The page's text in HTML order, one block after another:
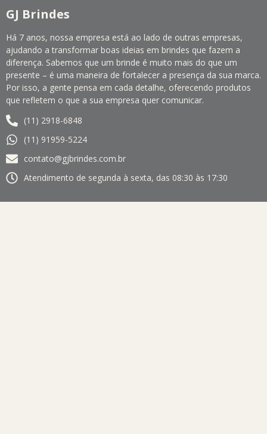
GJ Brindes
Há 7 anos, nossa empresa está ao lado de outras empresas,
ajudando a transformar boas ideias em brindes que fazem a
diferença. Sabemos que um brinde é muito mais do que um
presente – é uma maneira de fortalecer a presença da sua marca.
Por isso, a gente pensa em cada detalhe, oferecendo produtos
que refletem o que a sua empresa quer comunicar.
(11) 2918-6848
(11) 91959-5224
contato@gjbrindes.com.br
Atendimento de segunda à sexta, das 08:30 às 17:30